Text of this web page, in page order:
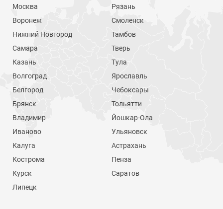
Москва
Воронеж
Нижний Новгород
Самара
Казань
Волгоград
Белгород
Брянск
Владимир
Иваново
Калуга
Кострома
Курск
Липецк
Рязань
Смоленск
Тамбов
Тверь
Тула
Ярославль
Чебоксары
Тольятти
Йошкар-Ола
Ульяновск
Астрахань
Пенза
Саратов